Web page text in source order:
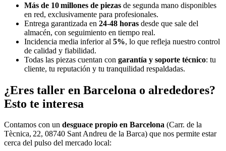
Más de 10 millones de piezas de segunda mano disponibles
en red, exclusivamente para profesionales.
Entrega garantizada en 24‑48 horas desde que sale del
almacén, con seguimiento en tiempo real.
Incidencia media inferior al 5%, lo que refleja nuestro control
de calidad y fiabilidad.
Todas las piezas cuentan con garantía y soporte técnico: tu
cliente, tu reputación y tu tranquilidad respaldadas.
¿Eres taller en Barcelona o alrededores?
Esto te interesa
Contamos con un desguace propio en Barcelona (Carr. de la
Tècnica, 22, 08740 Sant Andreu de la Barca) que nos permite estar
cerca del pulso del mercado local: